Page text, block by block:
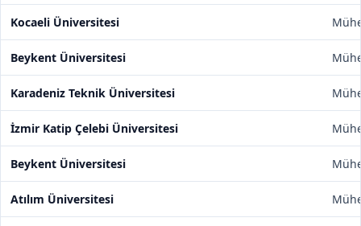
Kocaeli Üniversitesi
Beykent Üniversitesi
Karadeniz Teknik Üniversitesi
İzmir Katip Çelebi Üniversitesi
Beykent Üniversitesi
Atılım Üniversitesi